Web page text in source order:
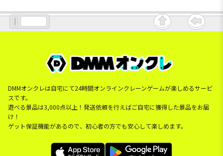
DMMオンクレは自宅にて24時間オンラインクレーンゲームが楽しめるサービ
スです。
遊べる景品は3,000点以上！発送依頼を行えばご自宅に獲得した景品をお届
け！
ゲット保証機能があるので、初心者の方でも安心して楽しめます。